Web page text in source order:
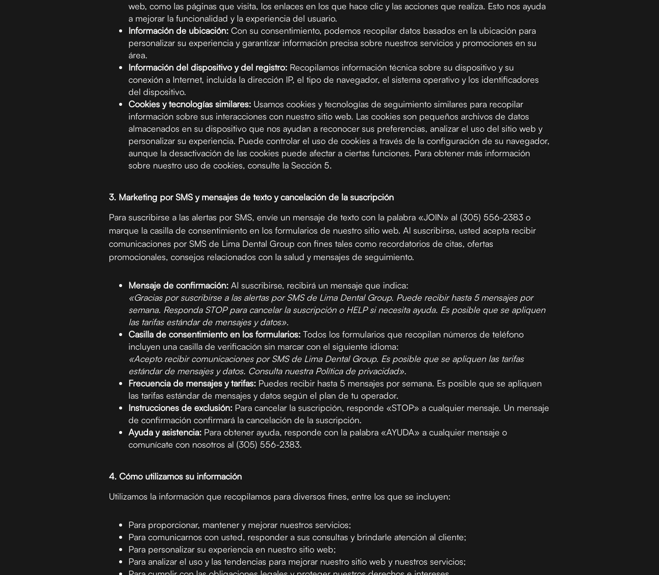
web, como las páginas que visita, los enlaces en los que hace clic y las acciones que realiza. Esto nos ayuda
a mejorar la funcionalidad y la experiencia del usuario.
Información de ubicación: Con su consentimiento, podemos recopilar datos basados en la ubicación para
personalizar su experiencia y garantizar información precisa sobre nuestros servicios y promociones en su
área.
Información del dispositivo y del registro: Recopilamos información técnica sobre su dispositivo y su
conexión a Internet, incluida la dirección IP, el tipo de navegador, el sistema operativo y los identificadores
del dispositivo.
Cookies y tecnologías similares: Usamos cookies y tecnologías de seguimiento similares para recopilar
información sobre sus interacciones con nuestro sitio web. Las cookies son pequeños archivos de datos
almacenados en su dispositivo que nos ayudan a reconocer sus preferencias, analizar el uso del sitio web y
personalizar su experiencia. Puede controlar el uso de cookies a través de la configuración de su navegador,
aunque la desactivación de las cookies puede afectar a ciertas funciones. Para obtener más información
sobre nuestro uso de cookies, consulte la Sección 5.
3. Marketing por SMS y mensajes de texto y cancelación de la suscripción
Para suscribirse a las alertas por SMS, envíe un mensaje de texto con la palabra «JOIN» al (305) 556-2383 o
marque la casilla de consentimiento en los formularios de nuestro sitio web. Al suscribirse, usted acepta recibir
comunicaciones por SMS de Lima Dental Group con fines tales como recordatorios de citas, ofertas
promocionales, consejos relacionados con la salud y mensajes de seguimiento.
Mensaje de confirmación: Al suscribirse, recibirá un mensaje que indica:
«Gracias por suscribirse a las alertas por SMS de Lima Dental Group. Puede recibir hasta 5 mensajes por
semana. Responda STOP para cancelar la suscripción o HELP si necesita ayuda. Es posible que se apliquen
las tarifas estándar de mensajes y datos».
Casilla de consentimiento en los formularios: Todos los formularios que recopilan números de teléfono
incluyen una casilla de verificación sin marcar con el siguiente idioma:
«Acepto recibir comunicaciones por SMS de Lima Dental Group. Es posible que se apliquen las tarifas
estándar de mensajes y datos. Consulta nuestra Política de privacidad».
Frecuencia de mensajes y tarifas: Puedes recibir hasta 5 mensajes por semana. Es posible que se apliquen
las tarifas estándar de mensajes y datos según el plan de tu operador.
Instrucciones de exclusión: Para cancelar la suscripción, responde «STOP» a cualquier mensaje. Un mensaje
de confirmación confirmará la cancelación de la suscripción.
Ayuda y asistencia: Para obtener ayuda, responde con la palabra «AYUDA» a cualquier mensaje o
comunícate con nosotros al (305) 556-2383.
4. Cómo utilizamos su información
Utilizamos la información que recopilamos para diversos fines, entre los que se incluyen:
Para proporcionar, mantener y mejorar nuestros servicios;
Para comunicarnos con usted, responder a sus consultas y brindarle atención al cliente;
Para personalizar su experiencia en nuestro sitio web;
Para analizar el uso y las tendencias para mejorar nuestro sitio web y nuestros servicios;